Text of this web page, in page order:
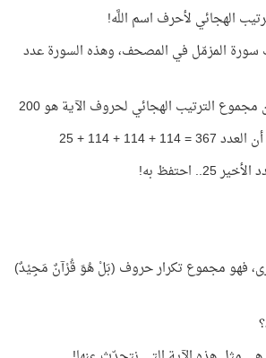
ترتيب سورة المزمّل في المصحف، وهذه السورة عدد
مجموع الترتيب الهجائي لحروف الآية هو 200
114 + 114 + 25
احتفظ به!
367 مرّة أخرى، فهو مجموع تكرار حروف (بَلْ هُوَ قُرْآنٌ مَجِيْدٌ)